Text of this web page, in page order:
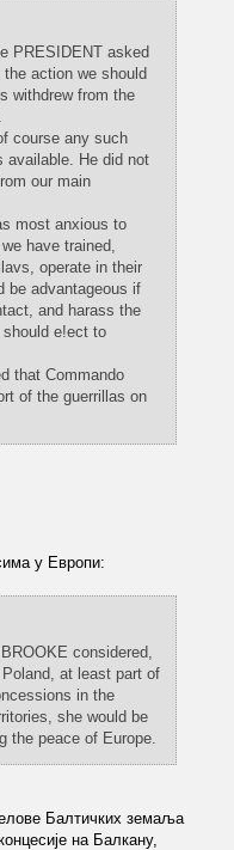
PRESIDENT asked
action we should
withdrew from the
course any such
available. He did not
our main
most anxious to
have trained,
operate in their
be advantageous if
and harass the
e!ect to
that Commando
of the guerrillas on
у Европи:
considered,
at least part of
in the
she would be
the peace of Europe.
Балтичких земаља
на Балкану,